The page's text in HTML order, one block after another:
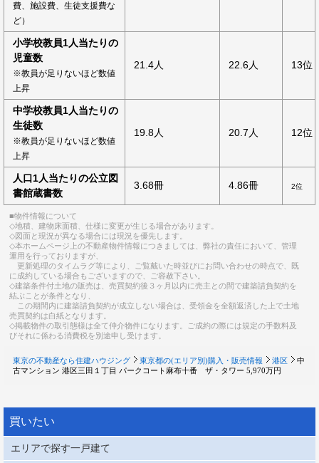
費、施設費、生徒支援費な
ど）
小学校教員1人当たりの
児童数
※教員が足りないほど数値
上昇
21.4人 22.6人 13位
中学校教員1人当たりの
生徒数
※教員が足りないほど数値
上昇
19.8人 20.7人 12位
人口1人当たりの公立図
書館蔵書数
3.68冊 4.86冊 2位
■物件情報について
◇地積、建物床面積、仕様に変更が生じる場合があります。
◇図面と現況が異なる場合には現況を優先します。
◇本ホームページ上の不動産物件情報につきましては、弊社の責任において、管理
運用を行っておりますが、
更新処理のタイムラグ等により、ご覧戴いた時並びにお問い合わせの時点で、既
に成約している場合もございますので、ご容赦下さい。
◇建築条件付土地の販売は、売買契約後３ヶ月以内に売主との間で建築請負契約を
結ぶことが条件となり、
この期間内に建築請負契約が成立しない場合は、受領金を全額返済した上で土地
売買契約は白紙となります。
◇掲載物件の取引態様は全て仲介物件になります。ご成約の際には規定の手数料及
びそれに係わる消費税を別途申し受けます。
東京の不動産なら住建ハウジング 東京都の(エリア別)購入・販売情報 港区
中
古マンション 港区三田１丁目 パークコート麻布十番 ザ・タワー 5,970万円
買いたい
エリアで探す一戸建て